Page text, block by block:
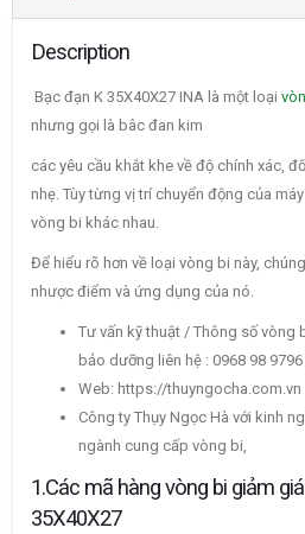
Description
Bạc đạn K 35X40X27 INA là một loại
nhưng gọi là bâc đan kim
các yêu cầu khắt khe về độ chính xác,
nhẹ. Tùy từng vị trí chuyển động của
vòng bi khác nhau.
Để hiểu rõ hơn về loại vòng bi này,
nhược điểm và ứng dụng của nó.
Tư vấn kỹ thuật / Thông số vòng
bảo dưỡng liên hệ : 0968 98
Web: https://thuyngocha.com.vn
Công ty Thụy Ngọc Hà với kinh
ngành cung cấp vòng bi,
1.Các mã hàng vòng bi giảm
35X40X27